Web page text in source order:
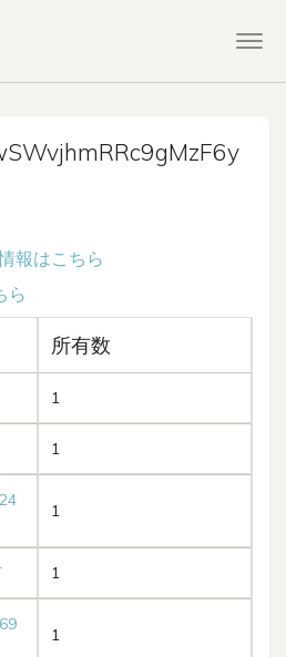
報はこちら
ら
所有数
1
1
1
1
1